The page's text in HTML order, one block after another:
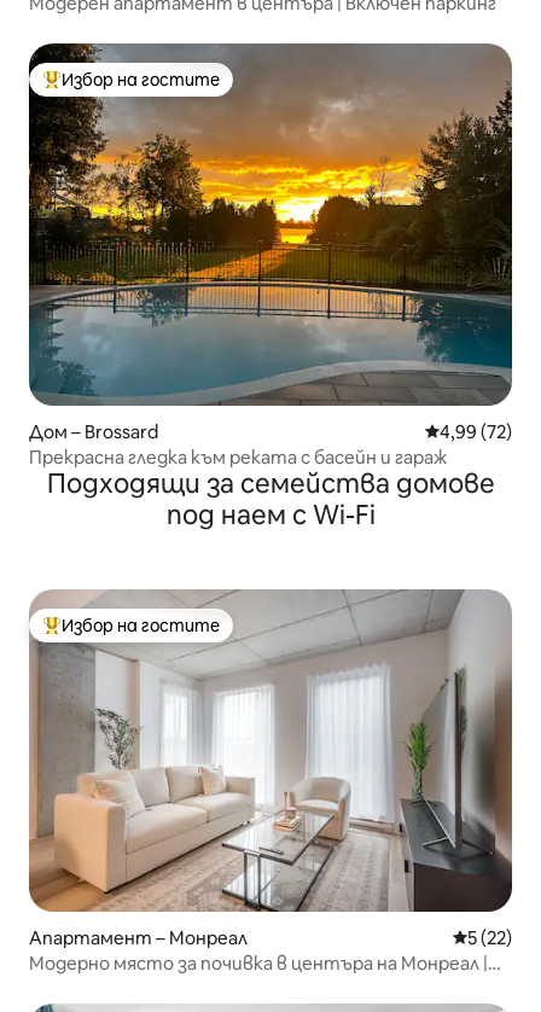
Най-популярен избор на гостите
Избор на гостите
Дом – Brossard Средна
4,99 (72)
Прекрасна гледка към реката с басейн и гараж
Подходящи за семейства домове
под наем с Wi-Fi
Най-популярен избор на гостите
Избор на гостите
Апартамент – Монреал Средна
5 (22)
Модерно място за почивка в центъра на Монреал |